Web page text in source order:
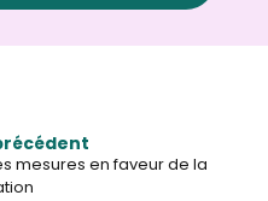
mesures en faveur de la